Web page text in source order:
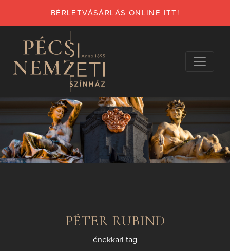
BÉRLETVÁSÁRLÁS ONLINE ITT!
PÉTER RUBIND
énekkari tag